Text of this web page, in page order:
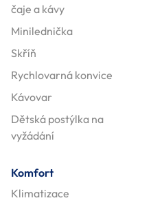
čaje a kávy
Minilednička
Skříň
Rychlovarná konvice
Kávovar
Dětská postýlka na
vyžádání
Komfort
Klimatizace